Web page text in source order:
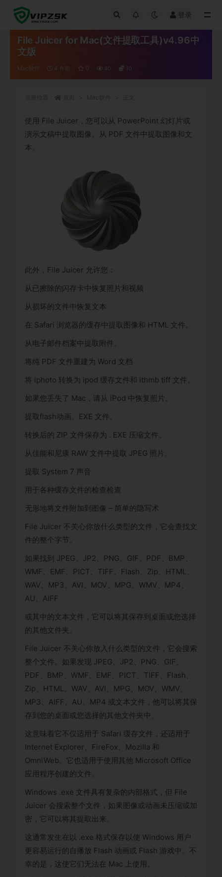
登录
File Juicer for Mac(文件提取工具)v4.96中
文版
Mac软件 4 年前 0 40 10
使用 File Juicer，您可以从 PowerPoint 幻灯片或
演示文稿中提取图像。从 PDF 文件中提取图像和文
本。
此外，File Juicer 允许您：
从已擦除的闪存卡中恢复照片和视频
从损坏的文件中恢复文本
在 Safari 浏览器的缓存中提取图像和 HTML 文件。
从电子邮件档案中提取附件。
将纯 PDF 文件重建为 Word 文档
将 iphoto 转换为 ipod 缓存文件和 ithmb tiff 文件。
如果您丢失了 Mac，请从 iPod 中恢复照片。
提取flash动画。EXE 文件。
转换后的 ZIP 文件保存为 . EXE 压缩文件。
从佳能和尼康 RAW 文件中提取 JPEG 照片。
提取 System 7 声音
用于各种缓存文件的检查检查
无形地将文件附加到图像 – 简单的隐写术
File Juicer 不关心你放什么类型的文件，它会查找文
件的整个字节。
如果找到 JPEG、JP2、PNG、GIF、PDF、BMP、
WMF、EMF、PICT、TIFF、Flash、Zip、HTML、
WAV、MP3、AVI、MOV、MPG、WMV、MP4、
AU、AIFF
或其中的文本文件，它可以将其保存到桌面或您选择
的其他文件夹。
File Juicer 不关心你放入什么类型的文件，它会搜索
整个文件。如果发现 JPEG、JP2、PNG、GIF、
PDF、BMP、WMF、EMF、PICT、TIFF、Flash、
Zip、HTML、WAV、AVI、MPG、MOV、WMV、
MP3、AIFF、AU、MP4 或文本文件，他可以将其保
存到您的桌面或您选择的其他文件夹中。
这意味着它不仅适用于 Safari 缓存文件，还适用于
Internet Explorer、FireFox、Mozilla 和
OmniWeb。它也适用于使用其他 Microsoft Office
应用程序创建的文件。
Windows .exe 文件具有复杂的内部格式，但 File
Juicer 会搜索整个文件，如果图像或动画未压缩或加
密，它可以将其提取出来。
这通常发生在以 .exe 格式保存以使 Windows 用户
更容易运行的自播放 Flash 动画或 Flash 游戏中。不
幸的是，这使它们无法在 Mac 上使用。